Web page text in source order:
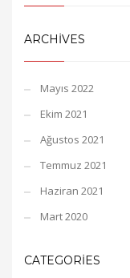
ARCHIVES
Mayıs 2022
Ekim 2021
Ağustos 2021
Temmuz 2021
Haziran 2021
Mart 2020
CATEGORIES